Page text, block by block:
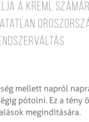
a Kreml
mellett napról
pótolni. Ez a tény
megindítására.